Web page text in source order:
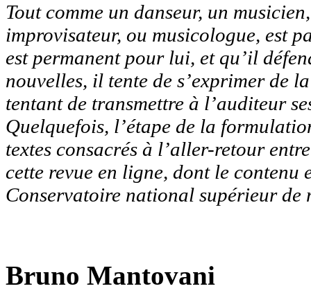
Tout comme un danseur, un
improvisateur, ou musicologue, est
est permanent pour lui, et qu’il
nouvelles, il tente de s’exprimer de
tentant de transmettre à l’auditeur
Quelquefois, l’étape de la
textes consacrés à l’aller-retour
cette revue en ligne, dont le contenu
Conservatoire national supérieur de
Bruno Mantovani